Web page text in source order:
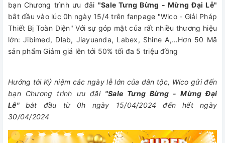
bạn Chương trình ưu đãi "Sale Tưng Bừng - Mừng Đại Lễ"
bắt đầu vào lúc 0h ngày 15/4 trên fanpage "Wico - Giải Pháp
Thiết Bị Toàn Diện" Với sự góp mặt của rất nhiều thương hiệu
lớn: Jibimed, Dlab, Jiayuanda, Labex, Shine A,…Hơn 50 Mã
sản phẩm Giảm giá lên tới 50% tối đa 5 triệu đồng
Hướng tới Kỷ niệm các ngày lễ lớn của dân tộc, Wico gửi đến
bạn Chương trình ưu đãi "Sale Tưng Bừng - Mừng Đại
Lễ" bắt đầu từ 0h ngày 15/04/2024 đến hết ngày
30/04/2024